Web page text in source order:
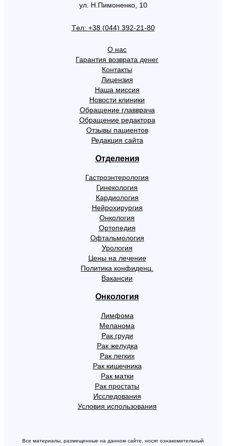
ул. Н.Пимоненко, 10
Tел: +38 (044) 392-21-80
О нас
Гарантия возврата денег
Контакты
Лицензия
Наша миссия
Новости клиники
Обращение главврача
Обращение редактора
Отзывы пациентов
Редакция сайта
Отделения
Гастроэнтерология
Гинекология
Кардиология
Нейрохирургия
Онкология
Ортопедия
Офтальмология
Урология
Цены на лечение
Политика конфиденц.
Вакансии
Онкология
Лимфома
Меланома
Рак груди
Рак желудка
Рак легких
Рак кишечника
Рак матки
Рак простаты
Исследования
Условия использования
Все материалы, размещенные на данном сайте, носят ознакомительный